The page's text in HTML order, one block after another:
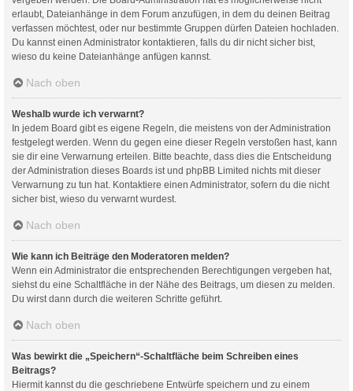
erlaubt, Dateianhänge in dem Forum anzufügen, in dem du deinen Beitrag
verfassen möchtest, oder nur bestimmte Gruppen dürfen Dateien hochladen.
Du kannst einen Administrator kontaktieren, falls du dir nicht sicher bist,
wieso du keine Dateianhänge anfügen kannst.
Nach oben
Weshalb wurde ich verwarnt?
In jedem Board gibt es eigene Regeln, die meistens von der Administration
festgelegt werden. Wenn du gegen eine dieser Regeln verstoßen hast, kann
sie dir eine Verwarnung erteilen. Bitte beachte, dass dies die Entscheidung
der Administration dieses Boards ist und phpBB Limited nichts mit dieser
Verwarnung zu tun hat. Kontaktiere einen Administrator, sofern du die nicht
sicher bist, wieso du verwarnt wurdest.
Nach oben
Wie kann ich Beiträge den Moderatoren melden?
Wenn ein Administrator die entsprechenden Berechtigungen vergeben hat,
siehst du eine Schaltfläche in der Nähe des Beitrags, um diesen zu melden.
Du wirst dann durch die weiteren Schritte geführt.
Nach oben
Was bewirkt die „Speichern“-Schaltfläche beim Schreiben eines
Beitrags?
Hiermit kannst du die geschriebene Entwürfe speichern und zu einem